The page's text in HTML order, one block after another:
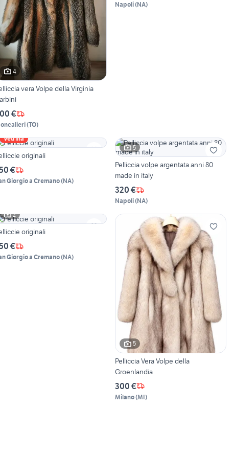
4
vera Volpe della Virginia
€
(TO)
Napoli(NA)
Vetrina
originali
€
Giorgio a Cremano(NA)
5
Pelliccia volpe argentata anni 80
made in italy
320 €
Napoli(NA)
2
originali
€
Giorgio a Cremano(NA)
5
Pelliccia Vera Volpe della
Groenlandia
300 €
Milano(MI)